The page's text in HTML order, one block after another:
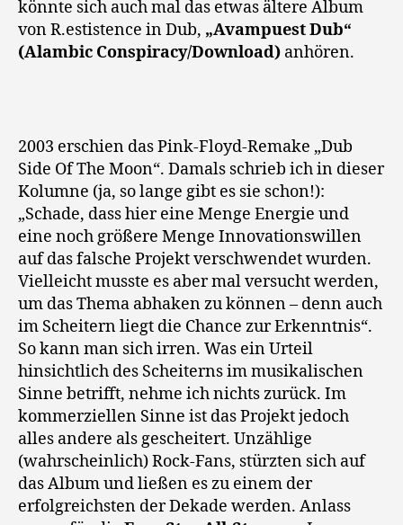
könnte sich auch mal das etwas ältere Album
von R.estistence in Dub, „Avampuest Dub“
(Alambic Conspiracy/Download) anhören.
2003 erschien das Pink-Floyd-Remake „Dub
Side Of The Moon“. Damals schrieb ich in dieser
Kolumne (ja, so lange gibt es sie schon!):
„Schade, dass hier eine Menge Energie und
eine noch größere Menge Innovationswillen
auf das falsche Projekt verschwendet wurden.
Vielleicht musste es aber mal versucht werden,
um das Thema abhaken zu können – denn auch
im Scheitern liegt die Chance zur Erkenntnis“.
So kann man sich irren. Was ein Urteil
hinsichtlich des Scheiterns im musikalischen
Sinne betrifft, nehme ich nichts zurück. Im
kommerziellen Sinne ist das Projekt jedoch
alles andere als gescheitert. Unzählige
(wahrscheinlich) Rock-Fans, stürzten sich auf
das Album und ließen es zu einem der
erfolgreichsten der Dekade werden. Anlass